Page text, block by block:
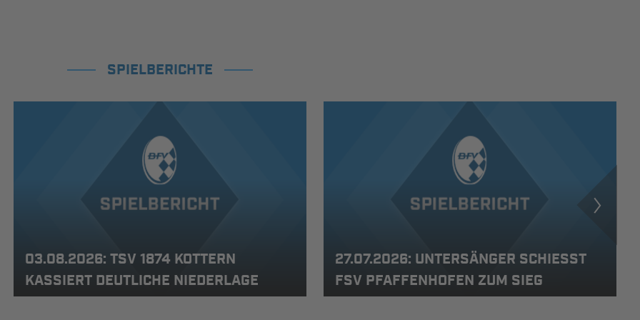
SPIELBERICHTE
03.08.2026: TSV 1874 KOTTERN
KASSIERT DEUTLICHE NIEDERLAGE
27.07.2026: UNTERSÄNGER SCHIESST F
SV PFAFFENHOFEN ZUM SIEG